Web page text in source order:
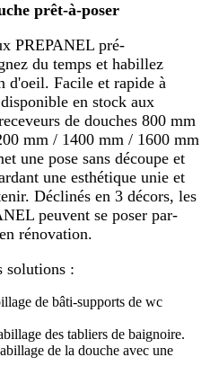
prêt-à-poser
PREPANEL pré-
du temps et habillez
d'oeil. Facile et rapide à
en stock aux
de douches 800 mm
mm / 1400 mm / 1600 mm
une pose sans découpe et
une esthétique unie et
Déclinés en 3 décors, les
peuvent se poser par-
rénovation.
solutions :
de bâti-supports de wc
des tabliers de baignoire.
de la douche avec une